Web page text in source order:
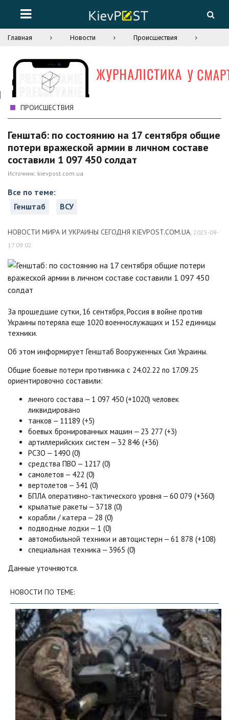
Главная Новости Происшествия
ПРОИСШЕСТВИЯ
Генштаб: по состоянию на 17 сентября общие
потери вражеской армии в личном составе
составили 1 097 450 солдат
Источник: kievpost.com.ua
Все по теме:
Генштаб
ВСУ
НОВОСТИ МИРА И УКРАИНЫ СЕГОДНЯ KIEVPOST.COM.UA, 2025-09-
17 09:02
За прошедшие сутки, 16 сентября, Россия в войне против
Украины потеряла еще 1020 военнослужащих и 152 единицы
техники.
Об этом информирует Генштаб Вооруженных Сил Украины.
Общие боевые потери противника с 24.02.22 по 17.09.25
ориентировочно составили:
личного состава ‒ 1 097 450 (+1020) человек
ликвидировано
танков ‒ 11189 (+5)
боевых бронированных машин ‒ 23 277 (+3)
артиллерийских систем ‒ 32 846 (+36)
РСЗО ‒ 1490 (0)
средства ПВО ‒ 1217 (0)
самолетов ‒ 422 (0)
вертолетов ‒ 341 (0)
БПЛА оперативно-тактического уровня ‒ 60 079 (+360)
крылатые ракеты ‒ 3718 (0)
корабли / катера ‒ 28 (0)
подводные лодки ‒ 1 (0)
автомобильной техники и автоцистерн ‒ 61 878 (+108)
специальная техника ‒ 3965 (0)
Данные уточняются.
НОВОСТИ ПО ТЕМЕ: